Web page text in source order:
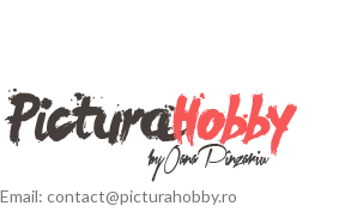
Email: contact@picturahobby.ro